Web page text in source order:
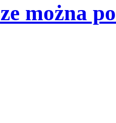
można